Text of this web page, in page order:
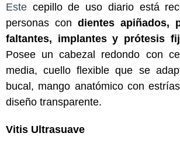
Este cepillo de uso diario está
personas con dientes apiñados,
faltantes, implantes y prótesis
Posee un cabezal redondo con
media, cuello flexible que se
bucal, mango anatómico con
diseño transparente.
Vitis Ultrasuave